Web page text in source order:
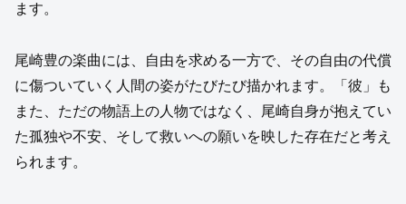
ます。
尾崎豊の楽曲には、自由を求める一方で、その自由の代償
に傷ついていく人間の姿がたびたび描かれます。「彼」も
また、ただの物語上の人物ではなく、尾崎自身が抱えてい
た孤独や不安、そして救いへの願いを映した存在だと考え
られます。